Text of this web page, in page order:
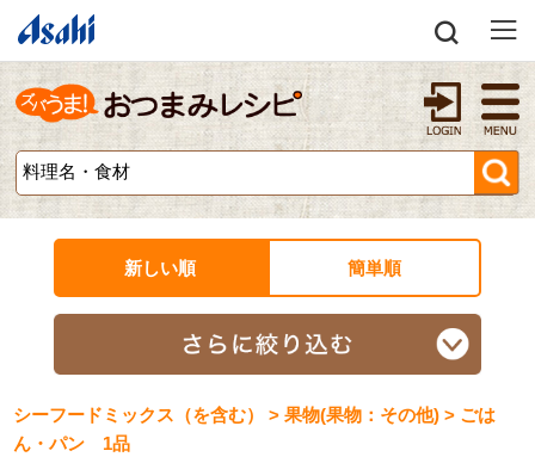
新しい順 簡単順
シーフードミックス（を含む） > 果物(果物：その他) > ごは
ん・パン 1品